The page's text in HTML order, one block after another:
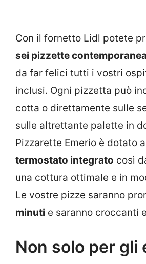
Con il fornetto Lidl potete
sei pizzette
da far felici tutti i vostri
inclusi. Ogni pizzetta può
cotta o direttamente sulle
sulle altrettante palette in
Pizzarette Emerio è dotato
termostato integrato così
una cottura ottimale e in
Le vostre pizze saranno
minuti e saranno croccanti
Non solo per gli